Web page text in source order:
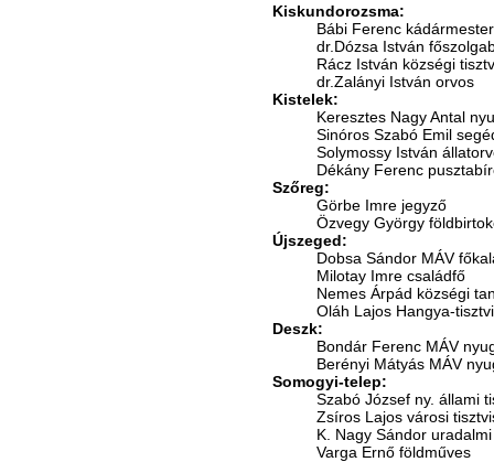
Kiskundorozsma:
Bábi Ferenc kádármester
dr.Dózsa István
Rácz István községi
dr.Zalányi István orvos
Kistelek:
Keresztes Nagy Antal
Sinóros Szabó Emil
Solymossy István
Dékány Ferenc
Szőreg:
Görbe Imre jegyző
Özvegy György
Újszeged:
Dobsa Sándor MÁV
Milotay Imre családfő
Nemes Árpád községi
Oláh Lajos Hangya-
Deszk:
Bondár Ferenc MÁV
Berényi Mátyás MÁV
Somogyi-telep:
Szabó József ny. állami
Zsíros Lajos városi
K. Nagy Sándor
Varga Ernő földműves